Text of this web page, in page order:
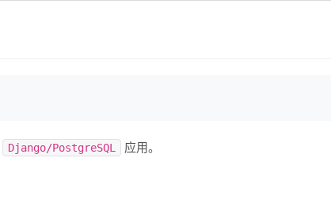
Django/PostgreSQL 应用。